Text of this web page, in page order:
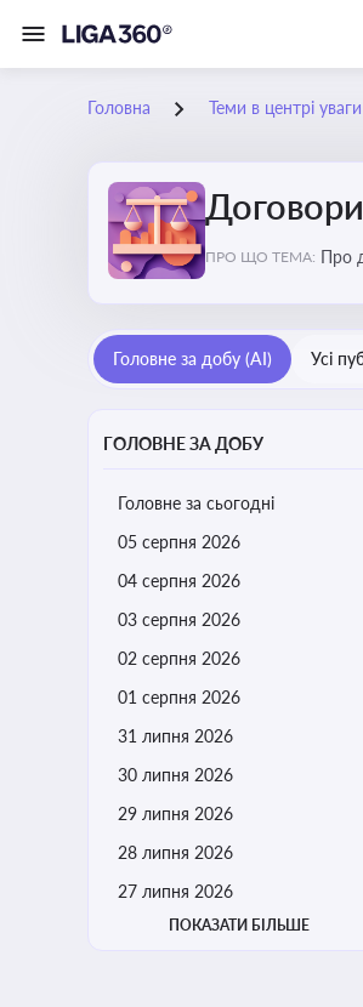
Головна Теми в центрі уваги
ПРО ЩО ТЕМА: Про
Головне за добу (AI) Усі
ГОЛОВНЕ ЗА ДОБУ
Головне за сьогодні
05 серпня 2026
04 серпня 2026
03 серпня 2026
02 серпня 2026
01 серпня 2026
31 липня 2026
30 липня 2026
29 липня 2026
28 липня 2026
27 липня 2026
ПОКАЗАТИ БІЛЬШЕ